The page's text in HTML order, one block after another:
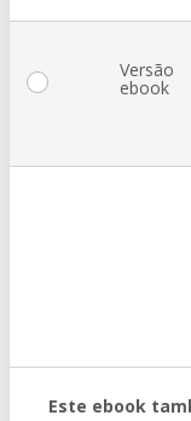
Versão
ebook
Este ebook